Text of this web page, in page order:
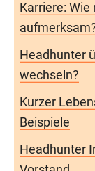
Karriere:
Headhunter
wechseln?
Kurzer
Beispiele
Headhunter